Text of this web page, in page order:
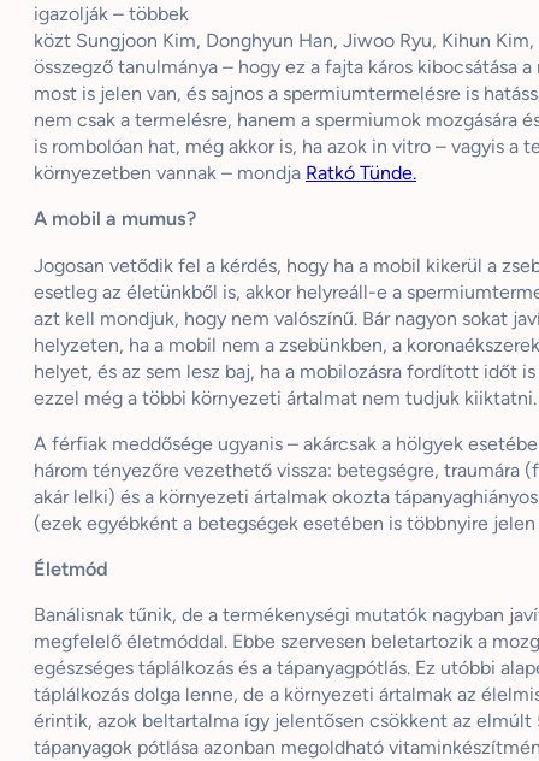
igazolják – többek
közt Sungjoon Kim, Donghyun Han, Jiwoo Ryu, Kihun
összegző tanulmánya – hogy ez a fajta káros kibocsátása
most is jelen van, és sajnos a spermiumtermelésre is
nem csak a termelésre, hanem a spermiumok mozgására
is rombolóan hat, még akkor is, ha azok in vitro – vagyis a
környezetben vannak – mondja Ratkó Tünde.
A mobil a mumus?
Jogosan vetődik fel a kérdés, hogy ha a mobil kikerül a
esetleg az életünkből is, akkor helyreáll-e a
azt kell mondjuk, hogy nem valószínű. Bár nagyon sokat
helyzeten, ha a mobil nem a zsebünkben, a
helyet, és az sem lesz baj, ha a mobilozásra fordított időt
ezzel még a többi környezeti ártalmat nem tudjuk kiiktatni.
A férfiak meddősége ugyanis – akárcsak a hölgyek
három tényezőre vezethető vissza: betegségre, traumára
akár lelki) és a környezeti ártalmak okozta
(ezek egyébként a betegségek esetében is többnyire
Életmód
Banálisnak tűnik, de a termékenységi mutatók nagyban
megfelelő életmóddal. Ebbe szervesen beletartozik a
egészséges táplálkozás és a tápanyagpótlás. Ez utóbbi
táplálkozás dolga lenne, de a környezeti ártalmak az
érintik, azok beltartalma így jelentősen csökkent az elmúlt
tápanyagok pótlása azonban megoldható